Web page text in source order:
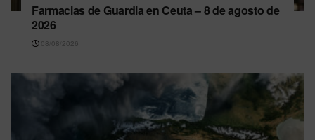
Farmacias de Guardia en Ceuta – 8 de agosto de
2026
08/08/2026